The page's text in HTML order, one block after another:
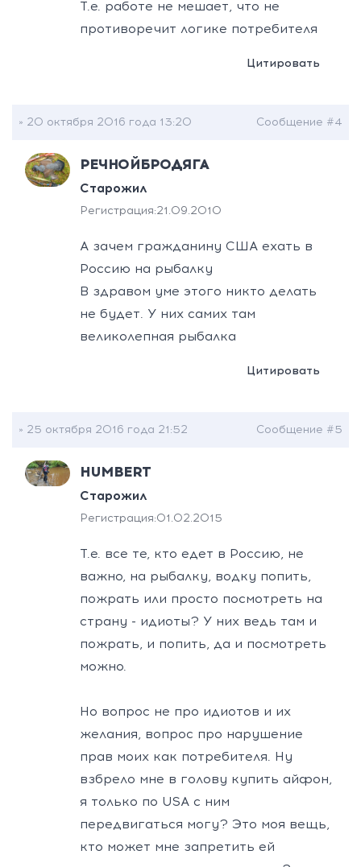
Т.е. работе не мешает, что не
противоречит логике потребителя
Цитировать
» 20 октября 2016 года 13:20 Сообщение #4
РЕЧНОЙБРОДЯГА
Старожил
Регистрация:21.09.2010
А зачем гражданину США ехать в
Россию на рыбалку
В здравом уме этого никто делать
не будет. У них самих там
великолепная рыбалка
Цитировать
» 25 октября 2016 года 21:52 Сообщение #5
HUMBERT
Старожил
Регистрация:01.02.2015
Т.е. все те, кто едет в Россию, не
важно, на рыбалку, водку попить,
пожрать или просто посмотреть на
страну - идиоты? У них ведь там и
пожрать, и попить, да и посмотреть
можно.
Но вопрос не про идиотов и их
желания, вопрос про нарушение
прав моих как потребителя. Ну
взбрело мне в голову купить айфон,
я только по USA с ним
передвигаться могу? Это моя вещь,
кто может мне запретить ей